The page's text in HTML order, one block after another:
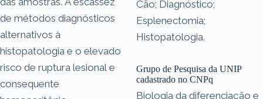
de métodos diagnósticos
alternativos à
histopatologia e o elevado
risco de ruptura lesional e
consequente
Cão; Diagnóstico;
Esplenectomia;
Histopatologia.
Grupo de Pesquisa da UNIP
cadastrado no CNPq
Biologia da diferenciação e